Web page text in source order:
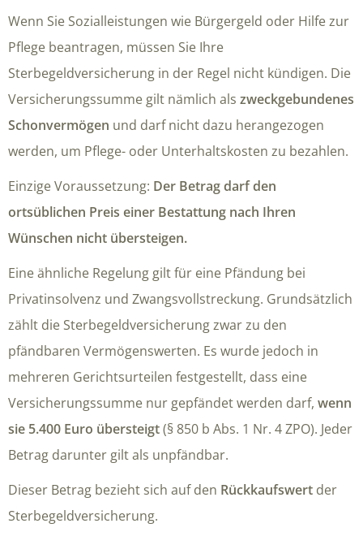
Wenn Sie Sozialleistungen wie Bürgergeld oder Hilfe zur
Pflege beantragen, müssen Sie Ihre
Sterbegeldversicherung in der Regel nicht kündigen. Die
Versicherungssumme gilt nämlich als zweckgebundenes
Schonvermögen und darf nicht dazu herangezogen
werden, um Pflege- oder Unterhaltskosten zu bezahlen.
Einzige Voraussetzung: Der Betrag darf den
ortsüblichen Preis einer Bestattung nach Ihren
Wünschen nicht übersteigen.
Eine ähnliche Regelung gilt für eine Pfändung bei
Privatinsolvenz und Zwangsvollstreckung. Grundsätzlich
zählt die Sterbegeldversicherung zwar zu den
pfändbaren Vermögenswerten. Es wurde jedoch in
mehreren Gerichtsurteilen festgestellt, dass eine
Versicherungssumme nur gepfändet werden darf, wenn
sie 5.400 Euro übersteigt(§ 850 b Abs. 1 Nr. 4 ZPO). Jeder
Betrag darunter gilt als unpfändbar.
Dieser Betrag bezieht sich auf den Rückkaufswert der
Sterbegeldversicherung.